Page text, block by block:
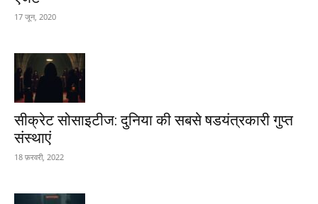
17 जून, 2020
सीक्रेट सोसाइटीज: दुनिया की सबसे षडयंत्रकारी गुप्त
संस्थाएं
18 फ़रवरी, 2022